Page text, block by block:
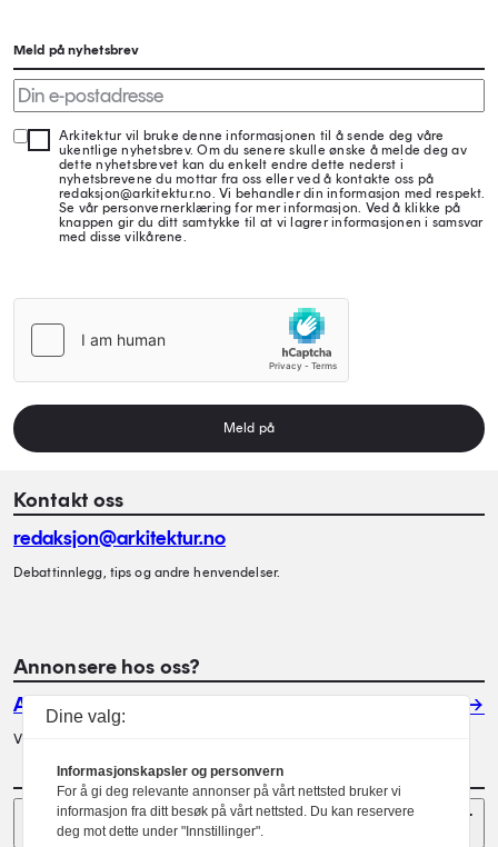
Meld på nyhetsbrev
Arkitektur vil bruke denne informasjonen til å sende deg våre
ukentlige nyhetsbrev. Om du senere skulle ønske å melde deg av
dette nyhetsbrevet kan du enkelt endre dette nederst i
nyhetsbrevene du mottar fra oss eller ved å kontakte oss på
redaksjon@arkitektur.no. Vi behandler din informasjon med respekt.
Se vår personvernerklæring for mer informasjon. Ved å klikke på
knappen gir du ditt samtykke til at vi lagrer informasjonen i samsvar
med disse vilkårene.
Meld på
Kontakt oss
redaksjon@arkitektur.no
Debattinnlegg, tips og andre henvendelser.
Annonsere hos oss?
Annonser
Vil du annonsere i Arkitektur? Les mer her.
Sider
Dine valg:
Informasjonskapsler og personvern
For å gi deg relevante annonser på vårt nettsted bruker vi
informasjon fra ditt besøk på vårt nettsted. Du kan reservere
deg mot dette under "Innstillinger".